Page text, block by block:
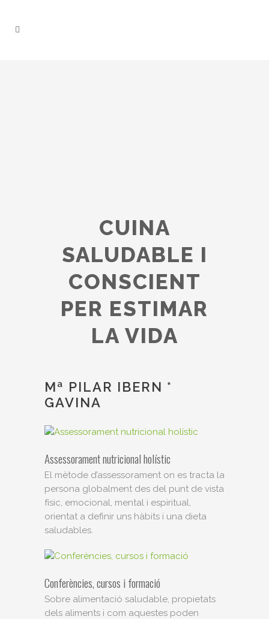
CUINA
SALUDABLE I
CONSCIENT
PER ESTIMAR
LA VIDA
Mª PILAR IBERN *
GAVINA
Assessorament nutricional holístic
El mètode d’assessorament on es tracta la
persona globalment des del punt de vista
físic, emocional, mental i espiritual,
orientat a definir uns hàbits i una dieta
saludables.
Conferències, cursos i formació
Sobre alimentació saludable, propietats
dels aliments i com aquestes poden